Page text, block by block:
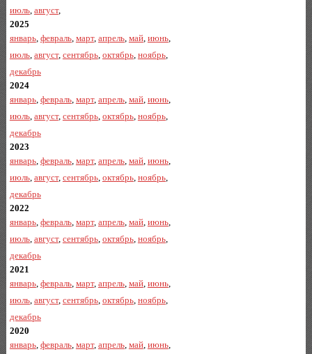
июль, август,
2025
январь, февраль, март, апрель, май, июнь,
июль, август, сентябрь, октябрь, ноябрь,
декабрь
2024
январь, февраль, март, апрель, май, июнь,
июль, август, сентябрь, октябрь, ноябрь,
декабрь
2023
январь, февраль, март, апрель, май, июнь,
июль, август, сентябрь, октябрь, ноябрь,
декабрь
2022
январь, февраль, март, апрель, май, июнь,
июль, август, сентябрь, октябрь, ноябрь,
декабрь
2021
январь, февраль, март, апрель, май, июнь,
июль, август, сентябрь, октябрь, ноябрь,
декабрь
2020
январь, февраль, март, апрель, май, июнь,